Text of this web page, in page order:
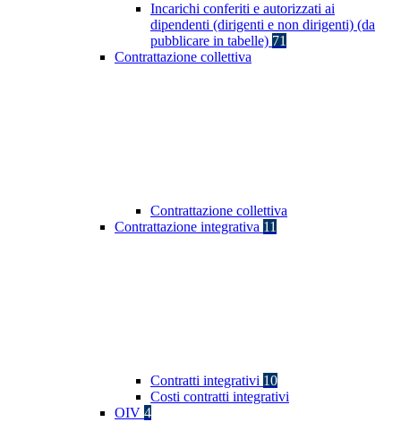
Incarichi conferiti e autorizzati ai
dipendenti (dirigenti e non dirigenti) (da
pubblicare in tabelle) 71
Contrattazione collettiva
Contrattazione collettiva
Contrattazione integrativa 11
Contratti integrativi 10
Costi contratti integrativi
OIV 4